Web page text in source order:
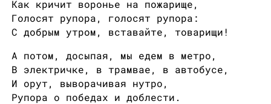
Как кричит воронье на пожарище,
Голосят рупора, голосят рупора:
С добрым утром, вставайте, товарищи!
А потом, досыпая, мы едем в метро,
В электричке, в трамвае, в автобусе,
И орут, выворачивая нутро,
Рупора о победах и доблести.